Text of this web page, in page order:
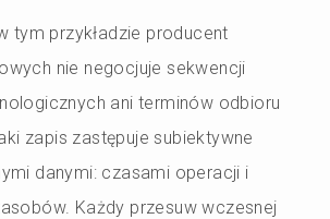
tym przykładzie producent
nie negocjuje sekwencji
ani terminów odbioru
zapis zastępuje subiektywne
danymi: czasami operacji i
Każdy przesuw wczesnej